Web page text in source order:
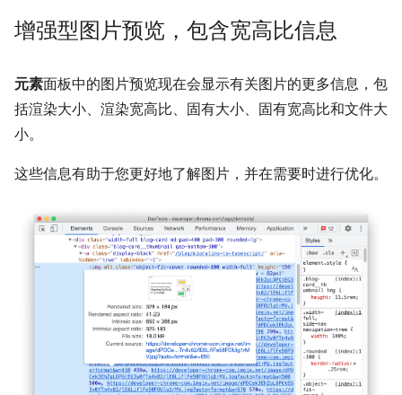
增强型图片预览，包含宽高比信息
元素面板中的图片预览现在会显示有关图片的更多信息，包
括渲染大小、渲染宽高比、固有大小、固有宽高比和文件大
小。
这些信息有助于您更好地了解图片，并在需要时进行优化。